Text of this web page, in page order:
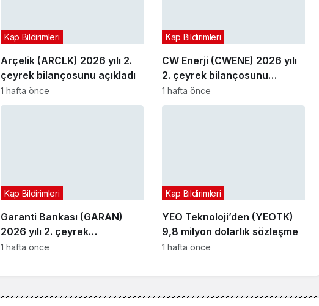
Arçelik (ARCLK) 2026 yılı 2.
çeyrek bilançosunu açıkladı
Kap Bildirimleri
1 hafta önce
CW Enerji (CWENE) 2026 yılı
2. çeyrek bilançosunu
açıkladı
Kap Bildirimleri
1 hafta önce
Garanti Bankası (GARAN)
2026 yılı 2. çeyrek
bilançosunu açıkladı
Kap Bildirimleri
1 hafta önce
YEO Teknoloji’den (YEOTK)
9,8 milyon dolarlık sözleşme
Kap Bildirimleri
1 hafta önce